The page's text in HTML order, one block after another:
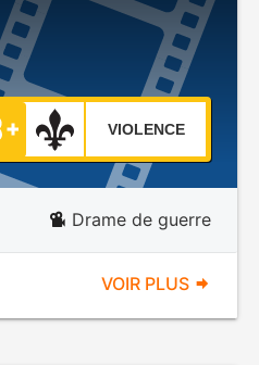
VIOLENCE
Drame de guerre
VOIR PLUS